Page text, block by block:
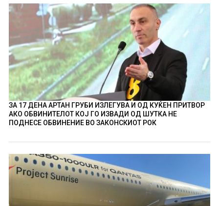
ЗА 17 ДЕНА АРТАН ГРУБИ ИЗЛЕГУВА И ОД КУЌЕН ПРИТВОР
АКО ОБВИНИТЕЛОТ КОЈ ГО ИЗВАДИ ОД ШУТКА НЕ
ПОДНЕСЕ ОБВИНЕНИЕ ВО ЗАКОНСКИОТ РОК